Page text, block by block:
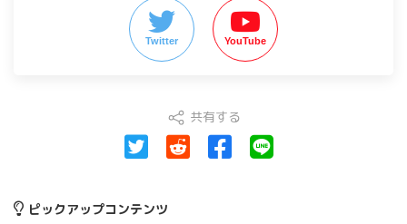
Twitter YouTube
共有する
ピックアップコンテンツ